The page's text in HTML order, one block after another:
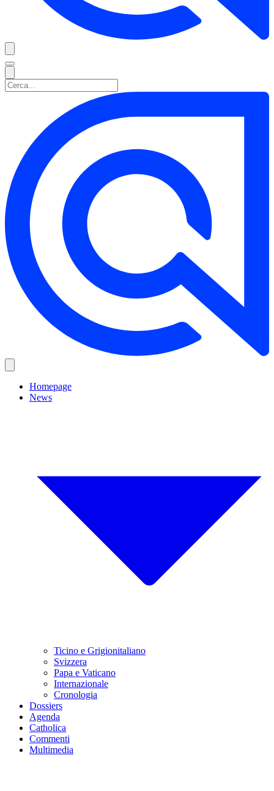
Homepage
News
Ticino e Grigionitaliano
Svizzera
Papa e Vaticano
Internazionale
Cronologia
Dossiers
Agenda
Catholica
Commenti
Multimedia